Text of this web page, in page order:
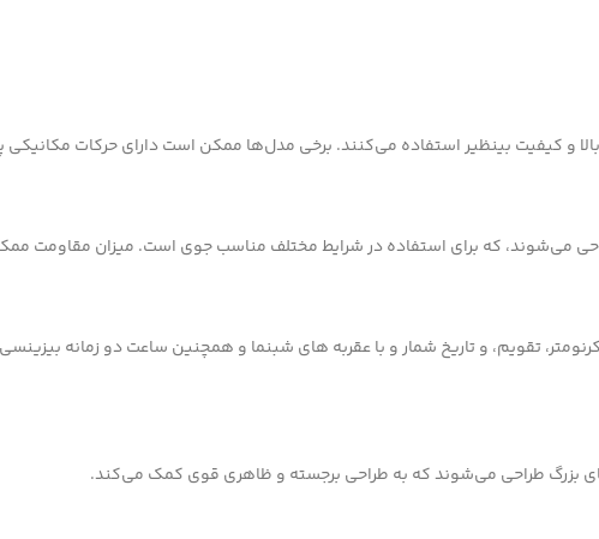
و کیفیت بینظیر استفاده می‌کنند. برخی مدل‌ها ممکن است دارای حرکات مکانیکی
می‌شوند، که برای استفاده در شرایط مختلف مناسب جوی است. میزان مقاومت
تقویم، و تاریخ شمار و با عقربه های شبنما و همچنین ساعت دو زمانه
بزرگ طراحی می‌شوند که به طراحی برجسته و ظاهری قوی کمک می‌کند.